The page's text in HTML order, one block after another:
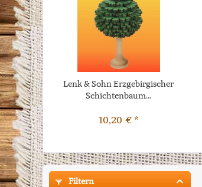
Lenk & Sohn Erzgebirgischer
Schichtenbaum...
10,20 € *
Filtern